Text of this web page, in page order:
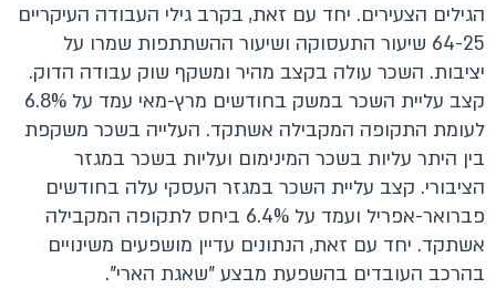
הגילים הצעירים. יחד עם זאת, בקרב גילי העבודה העיקריים
64-25 שיעור התעסוקה ושיעור ההשתתפות שמרו על
יציבות. השכר עולה בקצב מהיר ומשקף שוק עבודה הדוק.
קצב עליית השכר במשק בחודשים מרץ-מאי עמד על 6.8%
לעומת התקופה המקבילה אשתקד. העלייה בשכר משקפת
בין היתר עליות בשכר המינימום ועליות בשכר במגזר
הציבורי. קצב עליית השכר במגזר העסקי עלה בחודשים
פברואר-אפריל ועמד על 6.4% ביחס לתקופה המקבילה
אשתקד. יחד עם זאת, הנתונים עדיין מושפעים משינויים
בהרכב העובדים בהשפעת מבצע "שאגת הארי".